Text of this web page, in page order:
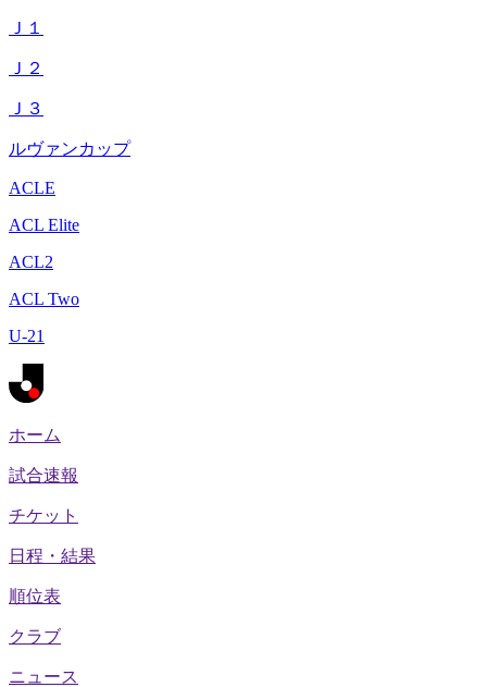
Ｊ１
Ｊ２
Ｊ３
ルヴァンカップ
ACLE
ACL Elite
ACL2
ACL Two
U-21
ホーム
試合速報
チケット
日程・結果
順位表
クラブ
ニュース